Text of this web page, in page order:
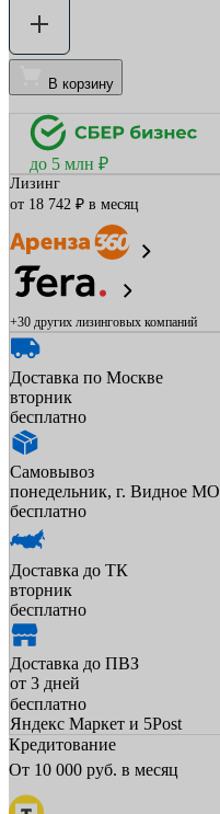
В корзину
до 5 млн ₽
Лизинг
от 18 742 ₽ в месяц
+30 других лизинговых компаний
Доставка по Москве
вторник
бесплатно
Самовывоз
понедельник, г. Видное МО
бесплатно
Доставка до ТК
вторник
бесплатно
Доставка до ПВЗ
от 3 дней
бесплатно
Яндекс Маркет и 5Post
Кредитование
От 10 000 руб. в месяц